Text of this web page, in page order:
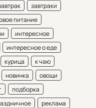
завтраки
питание
интересное
интересное о еде
курица
к чаю
новинка
овощи
подборка
реклама